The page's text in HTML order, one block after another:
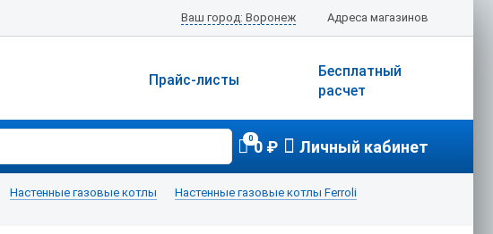
Адреса магазинов
Ваш город: Воронеж
Бесплатный
расчет
Прайс-листы
00 ₽ Личный кабинет
Настенные газовые котлы
Настенные газовые котлы Ferroli